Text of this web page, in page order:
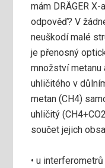
mám DRÄGER
odpověď? V
neuškodí malé
je přenosný
množství
uhličitého v
metan (CH4)
uhličitý
součet jejich
• u